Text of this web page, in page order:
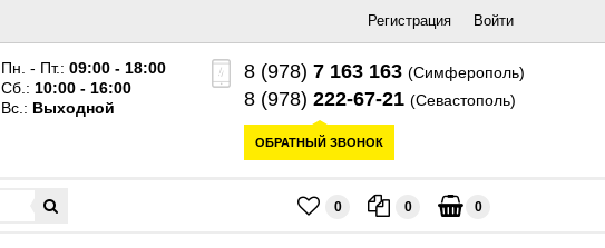
Регистрация Войти
Пн. - Пт.: 09:00 - 18:00
Сб.: 10:00 - 16:00
Вс.: Выходной
8 (978) 7 163 163 (Симферополь)
8 (978) 222-67-21 (Севастополь)
ОБРАТНЫЙ ЗВОНОК
0 0 0